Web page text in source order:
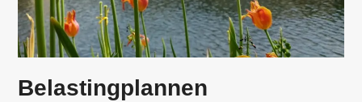
Belastingplannen